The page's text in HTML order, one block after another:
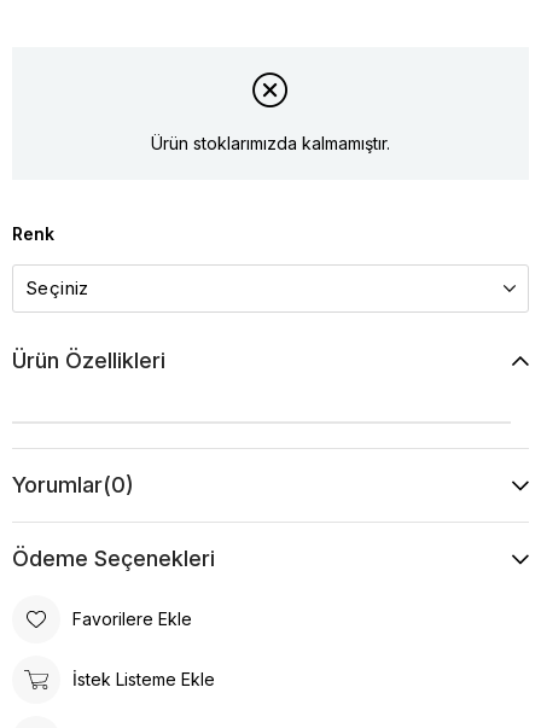
Ürün stoklarımızda kalmamıştır.
Renk
Ürün Özellikleri
Yorumlar(0)
Ödeme Seçenekleri
Favorilere Ekle
İstek Listeme Ekle